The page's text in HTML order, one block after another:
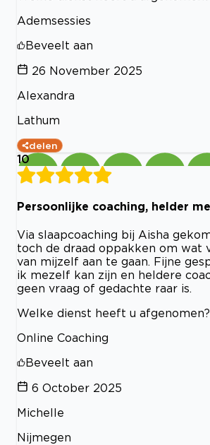
Ademsessies
Beveelt aan
26 November 2025
Alexandra
Lathum
delen
10
Persoonlijke coaching, helder
Via slaapcoaching bij Aisha
toch de draad oppakken om wat
van mijzelf aan te gaan. Fijne
ik mezelf kan zijn en heldere
geen vraag of gedachte raar is.
Welke dienst heeft u afgenomen?
Online Coaching
Beveelt aan
6 October 2025
Michelle
Nijmegen